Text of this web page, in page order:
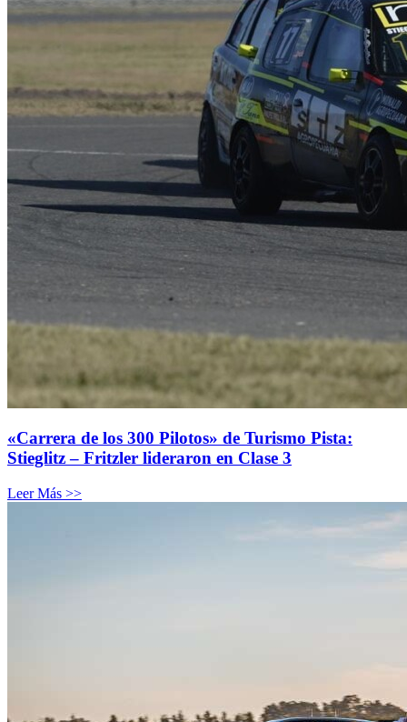
«Carrera de los 300 Pilotos» de Turismo Pista:
Stieglitz – Fritzler lideraron en Clase 3
Leer Más >>